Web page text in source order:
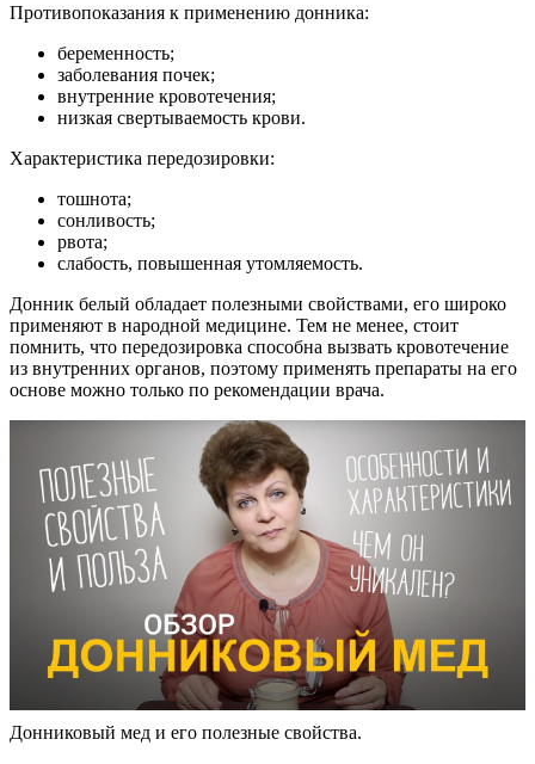
Противопоказания к применению донника:
беременность;
заболевания почек;
внутренние кровотечения;
низкая свертываемость крови.
Характеристика передозировки:
тошнота;
сонливость;
рвота;
слабость, повышенная утомляемость.
Донник белый обладает полезными свойствами, его широко
применяют в народной медицине. Тем не менее, стоит
помнить, что передозировка способна вызвать кровотечение
из внутренних органов, поэтому применять препараты на его
основе можно только по рекомендации врача.
Донниковый мед и его полезные свойства.